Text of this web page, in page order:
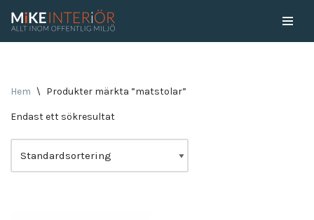
Hem \ Produkter märkta ”matstolar”
Endast ett sökresultat